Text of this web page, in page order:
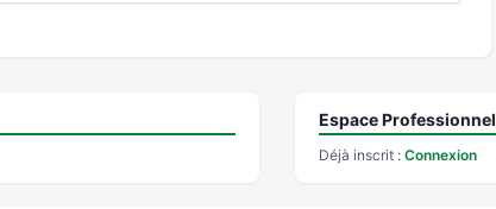
Espace Professionnel
Déjà inscrit : Connexion